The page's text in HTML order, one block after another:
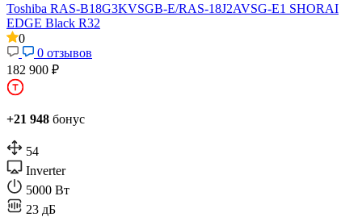
Toshiba RAS-B18G3KVSGB-E/RAS-18J2AVSG-E1 SHORAI
EDGE Black R32
0
0 отзывов
182 900 ₽
+21 948 бонус
54
Inverter
5000 Вт
23 дБ